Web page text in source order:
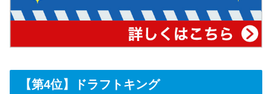
【第4位】ドラフトキング